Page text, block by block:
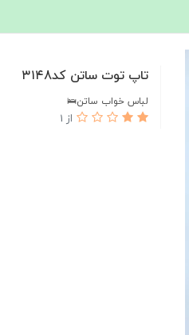
تاپ توت ساتن کد۳۱۴8
لباس خواب ساتن🛌
از 1